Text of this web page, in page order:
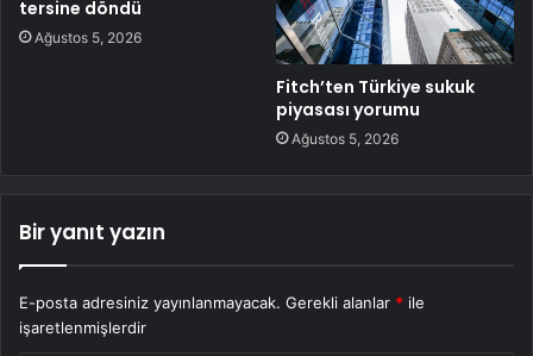
tersine döndü
Ağustos 5, 2026
Fitch’ten Türkiye sukuk
piyasası yorumu
Ağustos 5, 2026
Bir yanıt yazın
E-posta adresiniz yayınlanmayacak. Gerekli alanlar * ile
işaretlenmişlerdir